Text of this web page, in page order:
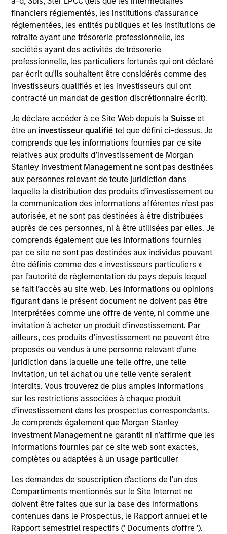
financiers réglementés, les institutions d'assurance
réglementées, les entités publiques et les institutions de
retraite ayant une trésorerie professionnelle, les
sociétés ayant des activités de trésorerie
professionnelle, les particuliers fortunés qui ont déclaré
par écrit qu'ils souhaitent être considérés comme des
investisseurs qualifiés et les investisseurs qui ont
contracté un mandat de gestion discrétionnaire écrit).
Je déclare accéder à ce Site Web depuis la Suisse et
être un investisseur qualifiétel que défini ci-dessus. Je
comprends que les informations fournies par ce site
relatives aux produits d’investissement de Morgan
Stanley Investment Management ne sont pas destinées
aux personnes relevant de toute juridiction dans
laquelle la distribution des produits d’investissement ou
la communication des informations afférentes n’est pas
autorisée, et ne sont pas destinées à être distribuées
auprès de ces personnes, ni à être utilisées par elles. Je
comprends également que les informations fournies
par ce site ne sont pas destinées aux individus pouvant
être définis comme des « investisseurs particuliers »
par l’autorité de réglementation du pays depuis lequel
se fait l’accès au site web. Les informations ou opinions
figurant dans le présent document ne doivent pas être
interprétées comme une offre de vente, ni comme une
invitation à acheter un produit d’investissement. Par
ailleurs, ces produits d’investissement ne peuvent être
proposés ou vendus à une personne relevant d’une
juridiction dans laquelle une telle offre, une telle
invitation, un tel achat ou une telle vente seraient
interdits. Vous trouverez de plus amples informations
sur les restrictions associées à chaque produit
d’investissement dans les prospectus correspondants.
Je comprends également que Morgan Stanley
Investment Management ne garantit ni n’affirme que les
informations fournies par ce site web sont exactes,
complètes ou adaptées à un usage particulier
Les demandes de souscription d'actions de l'un des
Compartiments mentionnés sur le Site Internet ne
doivent être faites que sur la base des informations
contenues dans le Prospectus, le Rapport annuel et le
Rapport semestriel respectifs (' Documents d'offre ').
AIP Hedge Fund Team
Eban is the head of the Portfolio Construction Team
for the AIP Hedge Fund Team within Morgan Stanley
Investment Management focusing on portfolio
construction, risk, and investments evaluation. Eban
is a member of several committees including the
Morgan Stanley AIP Hedge Fund Primaries
Investment Committee, AIP Risk Premia Investment
Committee, and Morgan Stanley Investment
Management’s Risk Management Committee. He
joined Morgan Stanley in 2002 and has 23 years of
industry experience. He received a B.S. in industrial
management from Carnegie Mellon University and
an M.B.A. from the Yale School of Management
AIP Hedge Fund Team
Market Neutral Multi-PM Platform
Multi-strategy, multi-manager hedge fund,
overseeing a portfolio of high-quality trading
teams, specializing in fundamental sector-
specific equity long/short, quantitative, and
opportunistic trading strategies.
Hedge Fund Solutions
Offers portfolios that address the unqiue
investment, reporting and admin objectives
of Hedge Fund investors.
Liquid Diversifier